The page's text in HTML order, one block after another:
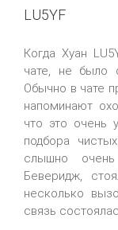
LU5YF
Когда Хуан
чате, не было
Обычно в чате
напоминают
что это очень
подбора
слышно
Беверидж,
несколько
связь